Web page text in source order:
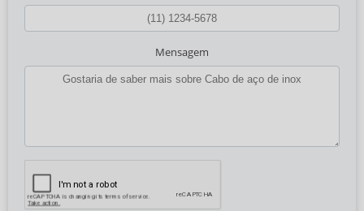
Mensagem